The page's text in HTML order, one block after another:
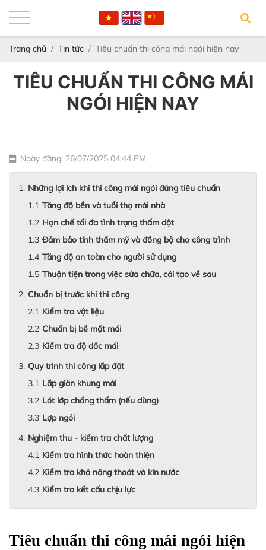
Trang chủ Tin tức Tiêu chuẩn thi công mái ngói hiện nay
TIÊU CHUẨN THI CÔNG MÁI
NGÓI HIỆN NAY
Ngày đăng: 26/07/2025 04:44 PM
Những lợi ích khi thi công mái ngói đúng tiêu chuẩn
Tăng độ bền và tuổi thọ mái nhà
Hạn chế tối đa tình trạng thấm dột
Đảm bảo tính thẩm mỹ và đồng bộ cho công trình
Tăng độ an toàn cho người sử dụng
Thuận tiện trong việc sửa chữa, cải tạo về sau
Chuẩn bị trước khi thi công
Kiểm tra vật liệu
Chuẩn bị bề mặt mái
Kiểm tra độ dốc mái
Quy trình thi công lắp đặt
Lắp giàn khung mái
Lót lớp chống thấm (nếu dùng)
Lợp ngói
Nghiệm thu - kiểm tra chất lượng
Kiểm tra hình thức hoàn thiện
Kiểm tra khả năng thoát và kín nước
Kiểm tra kết cấu chịu lực
Tiêu chuẩn thi công mái ngói hiện